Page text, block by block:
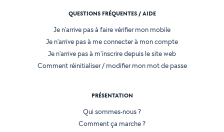
QUESTIONS FRÉQUENTES / AIDE
Je n'arrive pas à faire vérifier mon mobile
Je n'arrive pas à me connecter à mon compte
Je n'arrive pas à m'inscrire depuis le site web
Comment réinitialiser / modifier mon mot de passe
PRÉSENTATION
Qui sommes-nous ?
Comment ça marche ?